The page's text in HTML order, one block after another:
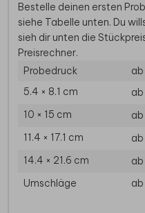
Bestelle deinen ersten
siehe Tabelle unten. Du
sieh dir unten die
Preisrechner.
Probedruck
5.4 × 8.1 cm
ab
10 × 15 cm
11.4 × 17.1 cm
ab
14.4 × 21.6 cm
Umschläge